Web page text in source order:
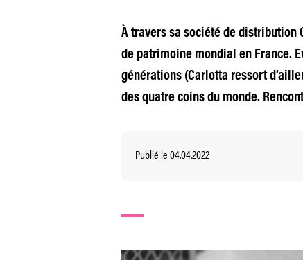
À travers sa société de distribution
de patrimoine mondial en France.
générations (Carlotta ressort
des quatre coins du monde.
Publié le 04.04.2022